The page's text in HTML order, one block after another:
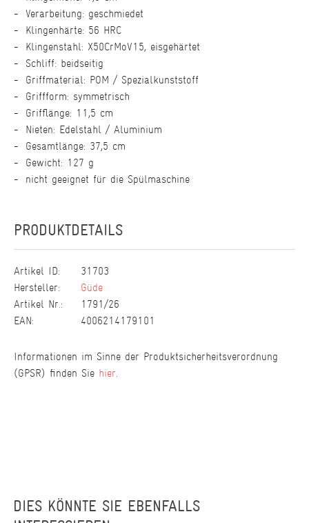
Verarbeitung: geschmiedet
Klingenhärte: 56 HRC
Klingenstahl: X50CrMoV15, eisgehärtet
Schliff: beidseitig
Griffmaterial: POM / Spezialkunststoff
Griffform: symmetrisch
Grifflänge: 11,5 cm
Nieten: Edelstahl / Aluminium
Gesamtlänge: 37,5 cm
Gewicht: 127 g
nicht geeignet für die Spülmaschine
PRODUKTDETAILS
Artikel ID:
31703
Hersteller:
Güde
Artikel Nr.:
1791/26
EAN:
4006214179101
Informationen im Sinne der Produktsicherheitsverordnung
(GPSR) finden Sie hier.
DIES KÖNNTE SIE EBENFALLS